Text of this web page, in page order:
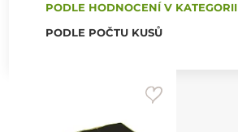
PODLE HODNOCENÍ V KATEGORII
PODLE POČTU KUSŮ